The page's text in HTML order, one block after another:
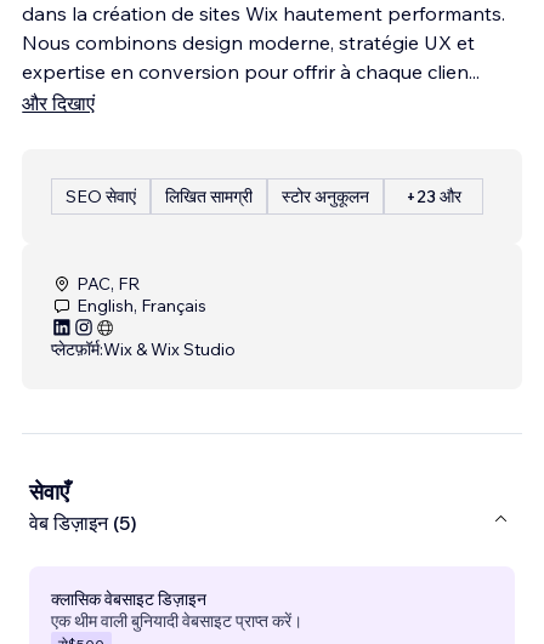
dans la création de sites Wix hautement performants.
Nous combinons design moderne, stratégie UX et
expertise en conversion pour offrir à chaque clien...
और दिखाएं
SEO सेवाएं लिखित सामग्री स्टोर अनुकूलन +23 और
PAC, FR
English, Français
प्लेटफ़ॉर्म:Wix & Wix Studio
सेवाएँ
वेब डिज़ाइन (5)
क्लासिक वेबसाइट डिज़ाइन
एक थीम वाली बुनियादी वेबसाइट प्राप्त करें।